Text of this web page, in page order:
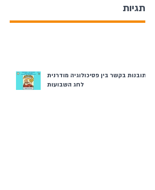
תגיות
תובנות בקשר בין פסיכולוגיה מודרנית
לחג השבועות